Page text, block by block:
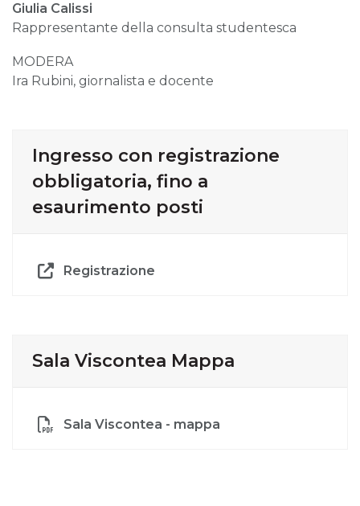
Giulia Calissi
Rappresentante della consulta studentesca
MODERA
Ira Rubini, giornalista e docente
Ingresso con registrazione
obbligatoria, fino a
esaurimento posti
Registrazione
Sala Viscontea Mappa
Sala Viscontea - mappa